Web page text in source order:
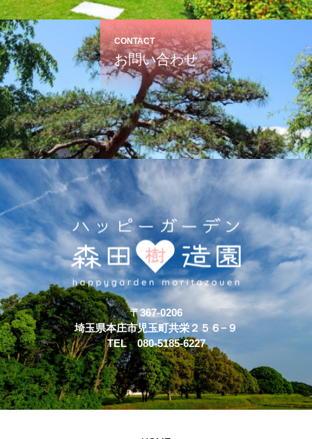
CONTACT
お問い合わせ
〒367-0206
埼玉県本庄市児玉町共栄２５６−９
TEL 080-5185-6227